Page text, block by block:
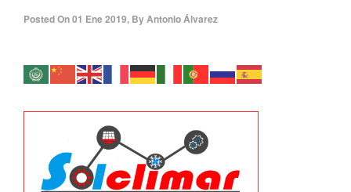
Posted On01 Ene 2019, ByAntonio Álvarez